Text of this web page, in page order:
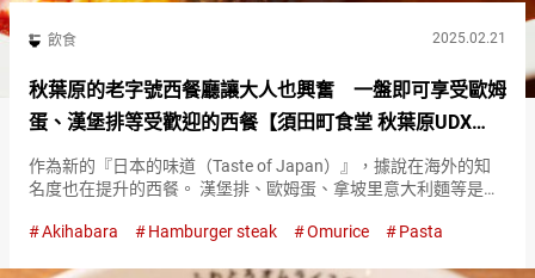
飲食 2025.02.21
秋葉原的老字號西餐廳讓大人也興奮 一盤即可享受歐姆
蛋、漢堡排等受歡迎的西餐【須田町食堂 秋葉原UDX
店】
作為新的『日本的味道（Taste of Japan）』，據說在海外的知
名度也在提升的西餐。 漢堡排、歐姆蛋、拿坡里意大利麵等是典
Shokudo Akihabara UDX…
Akihabara Hamburger steak Omurice Pasta